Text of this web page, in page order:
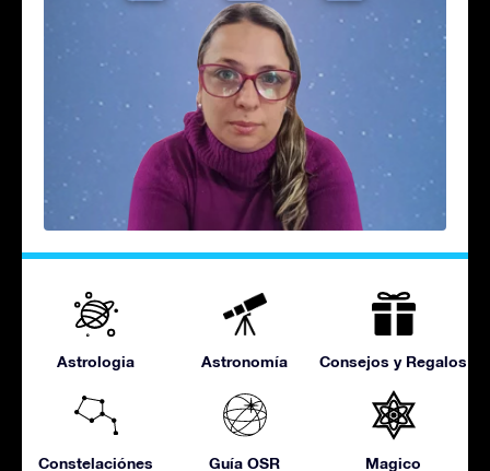
Astrologia Astronomía Consejos y Regalos
Constelaciónes Guía OSR Magico